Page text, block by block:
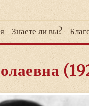
Знаете ли вы?